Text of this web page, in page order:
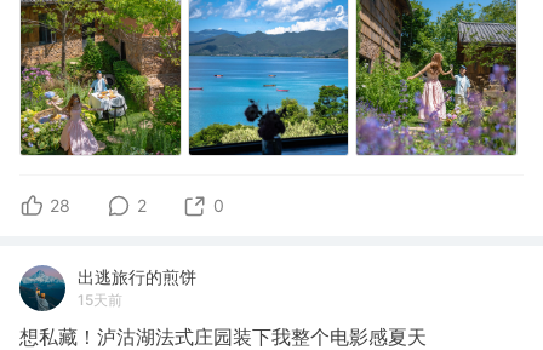
28 2 0
出逃旅行的煎饼
15天前
想私藏！泸沽湖法式庄园装下我整个电影感夏天